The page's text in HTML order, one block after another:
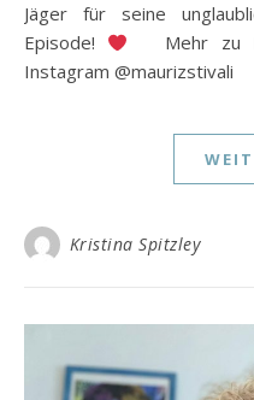
Jäger für seine
Episode!
Mehr zu
Instagram
Kristina Spitzley